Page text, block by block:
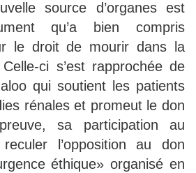
source d’organes est
qu’a bien compris
le droit de mourir dans la
ci s’est rapprochée de
qui soutient les patients
rénales et promeut le don
sa participation au
l’opposition au don
éthique» organisé en